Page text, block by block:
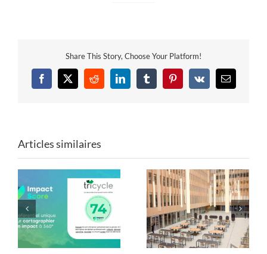
Share This Story, Choose Your Platform!
Facebook
X RedditLinkedInTumblrPinterest
Vk Email
Articles similaires
Mobilier de Paris 2024
: une seconde vie avec
Tricycle !
Les formes du réemploi
: Tricycle x ENSA Paris-
Est